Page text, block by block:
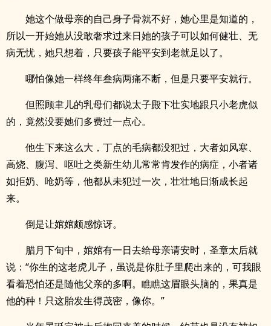
她这个做母亲的自己身子骨就不好，她心里是知道的，
所以一开始她从没敢奢求过来日她的孩子可以如何健壮、无
病无忧，她只想着，只要孩子能平安到老就足以了。
哪怕像她一样终年叁病两痛不断，但是只要平安就行。
但照顾聿儿的乳母们都说太子殿下壮实地跟只小老虎似
的，竟然没要她们多费过一点心。
他生下来这么大，丁点的毛病都没犯过，大者如风寒、
高烧、腹泻、呕吐之类新生幼儿常常肯发作的病症，小者诸
如拒奶、呛奶等，他都从未犯过一次，壮壮地日渐成长起
来。
倒是让婠婠颇感惊讶。
腊月下旬中，婠婠有一日去给母亲请安时，圣章太后就
说：“你生的这老虎儿子，虽说是你肚子里爬出来的，可我眼
看着恐怕还是随他父亲的多啊。瞧瞧这眉眼头脑的，果真是
他的种！只这胎发生得茂密，像你。”